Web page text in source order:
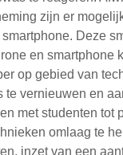
zijn er
Deze
en
op gebied van
vernieuwen en
met studenten
omlaag te
inzet van een